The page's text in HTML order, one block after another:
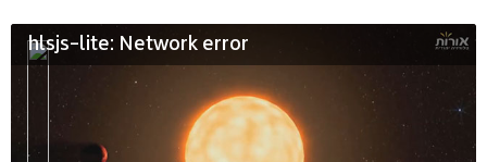
hlsjs-lite: Network error